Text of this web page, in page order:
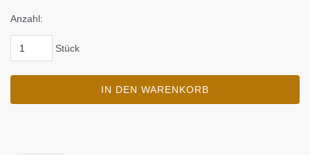
Anzahl:
Stück
IN DEN WARENKORB